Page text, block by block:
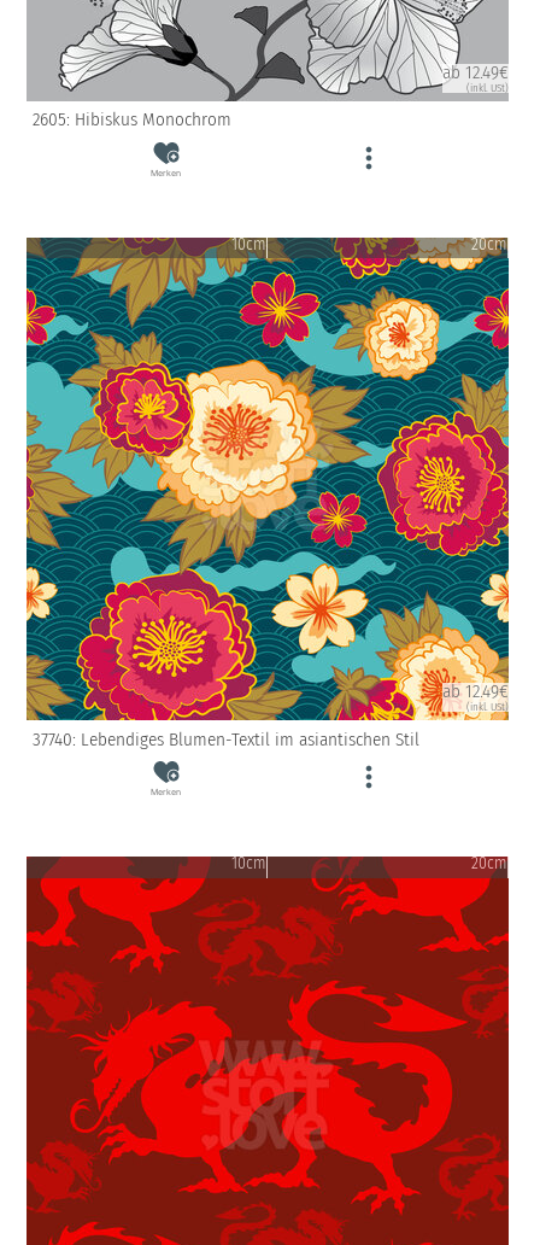
ab 12.49€
(inkl. USt)
2605: Hibiskus Monochrom
Merken
10cm 20cm
ab 12.49€
(inkl. USt)
37740: Lebendiges Blumen-Textil im asiantischen Stil
Merken
10cm 20cm